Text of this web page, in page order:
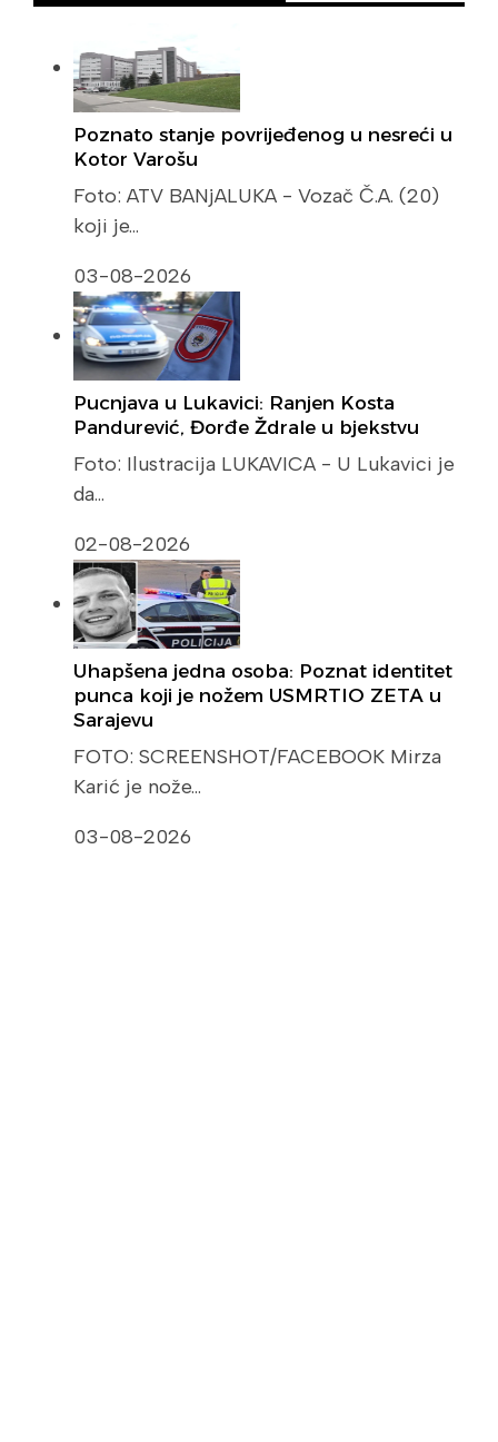
Poznato stanje povrijeđenog u nesreći u
Kotor Varošu
Foto: ATV BANjALUKA - Vozač Č.A. (20)
koji je…
03-08-2026
Pucnjava u Lukavici: Ranjen Kosta
Pandurević, Đorđe Ždrale u bjekstvu
Foto: Ilustracija LUKAVICA - U Lukavici je
da…
02-08-2026
Uhapšena jedna osoba: Poznat identitet
punca koji je nožem USMRTIO ZETA u
Sarajevu
FOTO: SCREENSHOT/FACEBOOK Mirza
Karić je nože…
03-08-2026